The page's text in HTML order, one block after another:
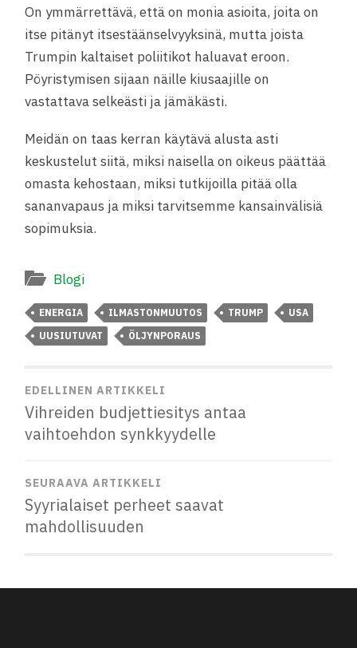
On ymmärrettävä, että on monia asioita, joita on
itse pitänyt itsestäänselvyyksinä, mutta joista
Trumpin kaltaiset poliitikot haluavat eroon.
Pöyristymisen sijaan näille kiusaajille on
vastattava selkeästi ja jämäkästi.
Meidän on taas kerran käytävä alusta asti
keskustelut siitä, miksi naisella on oikeus päättää
omasta kehostaan, miksi tutkijoilla pitää olla
sananvapaus ja miksi tarvitsemme kansainvälisiä
sopimuksia.
Blogi
ENERGIA ILMASTONMUUTOS TRUMP
USA
UUSIUTUVAT
ÖLJYNPORAUS
EDELLINEN ARTIKKELI
Vihreiden budjettiesitys antaa
vaihtoehdon synkkyydelle
SEURAAVA ARTIKKELI
Syyrialaiset perheet saavat
mahdollisuuden